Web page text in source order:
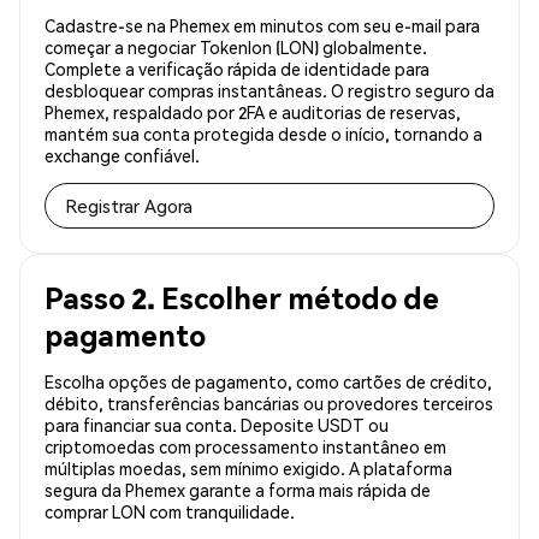
Cadastre-se na Phemex em minutos com seu e-mail para
começar a negociar Tokenlon (LON) globalmente.
Complete a verificação rápida de identidade para
desbloquear compras instantâneas. O registro seguro da
Phemex, respaldado por 2FA e auditorias de reservas,
mantém sua conta protegida desde o início, tornando a
exchange confiável.
Registrar Agora
Passo 2. Escolher método de
pagamento
Escolha opções de pagamento, como cartões de crédito,
débito, transferências bancárias ou provedores terceiros
para financiar sua conta. Deposite USDT ou
criptomoedas com processamento instantâneo em
múltiplas moedas, sem mínimo exigido. A plataforma
segura da Phemex garante a forma mais rápida de
comprar LON com tranquilidade.